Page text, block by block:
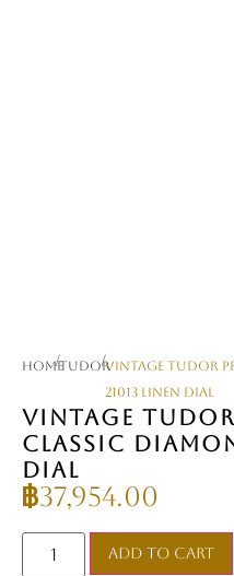
Home
/TUDOR
/Vintage Tudor
21013 Linen Dial
VINTAGE
CLASSIC
DIAL
฿37,954.00
Add to cart